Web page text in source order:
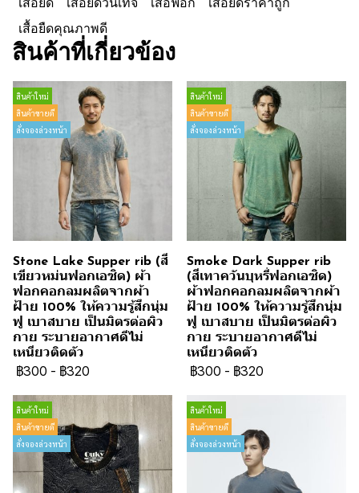
เสื้อยืดคุณภาพดี
สินค้าที่เกี่ยวข้อง
สินค้าใหม่
สินค้าขายดี
สั่งจองล่วงหน้า
Stone Lake Supper rib (สี
เขียวหม่นฟอกเอซิด) ผ้า
ฟอกคอกลมผลิตจากผ้า
ฝ้าย 100% ให้ความรู้สึกนุ่ม
ฟู เบาสบาย เป็นมิตรต่อผิว
กาย ระบายอากาศดีไม่
เหนียวติดตัว
฿300 - ฿320
สินค้าใหม่
สินค้าขายดี
สั่งจองล่วงหน้า
Smoke Dark Supper rib
(สีเทาควันบุหรี่ฟอกเอซิด)
ผ้าฟอกคอกลมผลิตจากผ้า
ฝ้าย 100% ให้ความรู้สึกนุ่ม
ฟู เบาสบาย เป็นมิตรต่อผิว
กาย ระบายอากาศดีไม่
เหนียวติดตัว
฿300 - ฿320
สินค้าใหม่
สินค้าขายดี
สั่งจองล่วงหน้า
สินค้าใหม่
สินค้าขายดี
สั่งจองล่วงหน้า